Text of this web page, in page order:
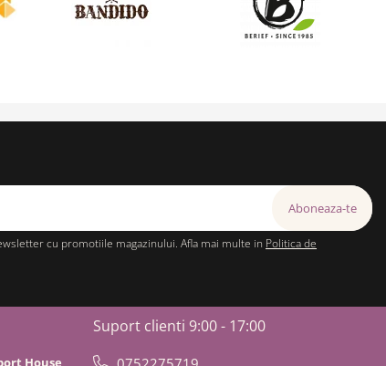
cu promotiile magazinului. Afla mai multe in Politica de
House
Suport clienti 9:00 - 17:00